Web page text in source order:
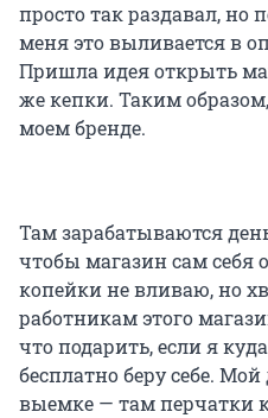
просто так раздавал, но
меня это выливается в
Пришла идея открыть
же кепки. Таким
моем бренде.
Там зарабатываются
чтобы магазин сам себя
копейки не вливаю, но
работникам этого
что подарить, если я
бесплатно беру себе.
выемке — там перчатки